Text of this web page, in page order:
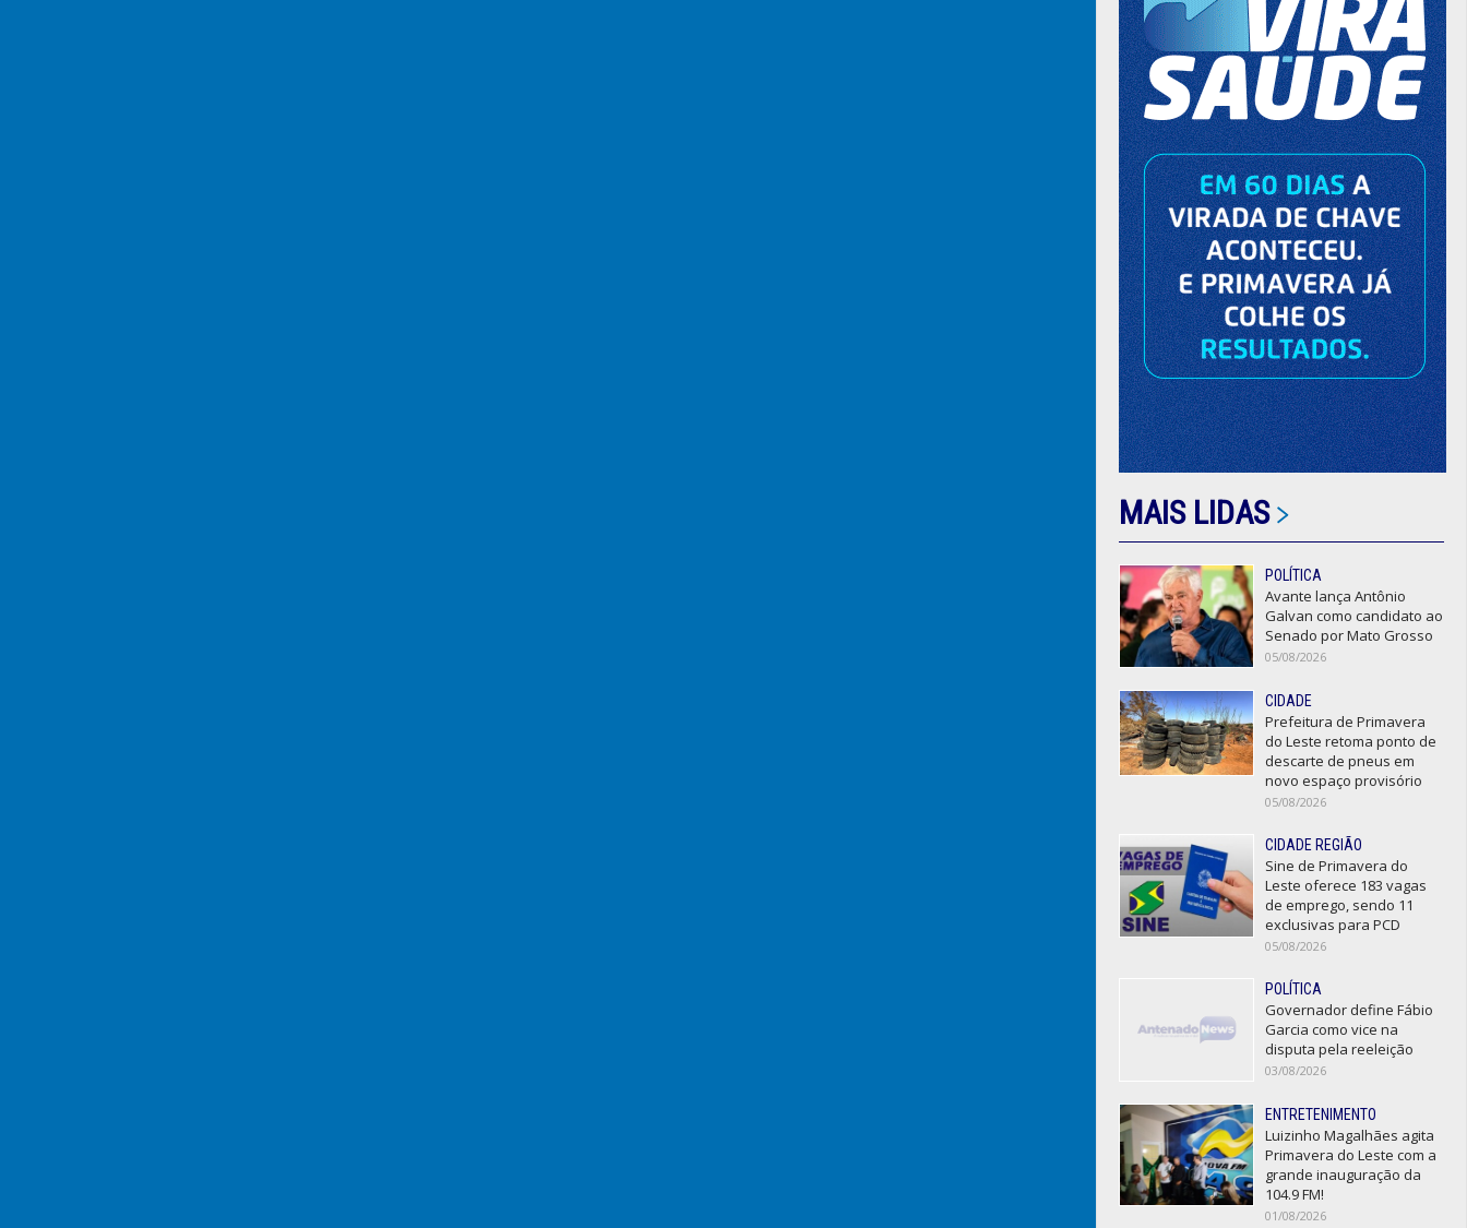
MAIS LIDAS
POLÍTICA
Avante lança Antônio
Galvan como candidato ao
Senado por Mato Grosso
05/08/2026
CIDADE
Prefeitura de Primavera
do Leste retoma ponto de
descarte de pneus em
novo espaço provisório
05/08/2026
CIDADE REGIÃO
Sine de Primavera do
Leste oferece 183 vagas
de emprego, sendo 11
exclusivas para PCD
05/08/2026
POLÍTICA
Governador define Fábio
Garcia como vice na
disputa pela reeleição
03/08/2026
ENTRETENIMENTO
Luizinho Magalhães agita
Primavera do Leste com a
grande inauguração da
104.9 FM!
01/08/2026